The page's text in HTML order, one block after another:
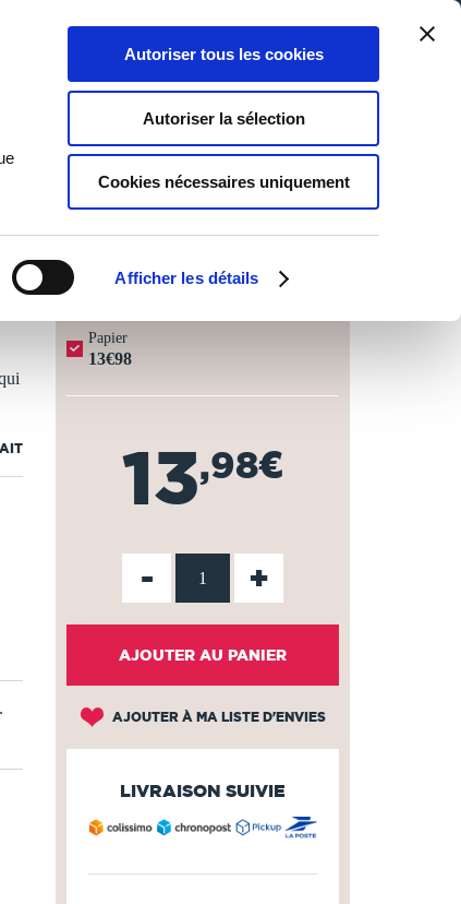
Afficher les détails
Autoriser tous les cookies
Autoriser la sélection
Cookies nécessaires uniquement
0
Panier
0
Ma liste
Connexion
OUVRÉS ⏱️
.
Papier
13€98
13,98€
- +
AJOUTER AU PANIER
AJOUTER À MA LISTE D'ENVIES
LIVRAISON SUIVIE